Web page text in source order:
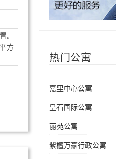
。
方
热门公寓
嘉里中心公寓
皇石国际公寓
丽苑公寓
紫檀万豪行政公寓